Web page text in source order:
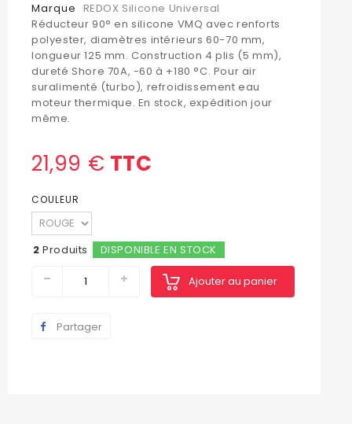
Marque
REDOX Silicone Universal
Réducteur 90° en silicone VMQ avec renforts
polyester, diamètres intérieurs 60-70 mm,
longueur 125 mm. Construction 4 plis (5 mm),
dureté Shore 70A, -60 à +180 °C. Pour air
suralimenté (turbo), refroidissement eau
moteur thermique. En stock, expédition jour
même.
21,99 € TTC
COULEUR
2 Produits DISPONIBLE EN STOCK
Ajouter au panier
Partager